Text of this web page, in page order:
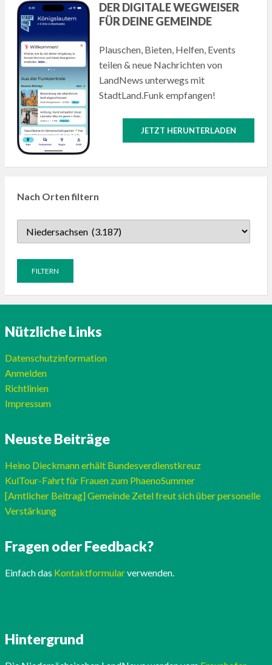
DER DIGITALE WEGWEISER
FÜR DEINE GEMEINDE
Plauschen, Bieten, Helfen, Events
teilen & neue Nachrichten von
LandNews unterwegs mit
StadtLand.Funk empfangen!
JETZT HERUNTERLADEN
Nach Orten filtern
Nützliche Links
Datenschutzinformation
Anmelden
Richtlinien
Impressum
Neuste Beiträge
Heino Dieckmann erhält Bundesverdienstkreuz
KulTour-Fahrt für Frauen zum PhaenoSummer
[Amtlicher Beitrag] Gemeinde Zetel freut sich über personelle
Verstärkung
Fragen oder Feedback?
Einfach das Kontaktformularverwenden.
Hintergrund